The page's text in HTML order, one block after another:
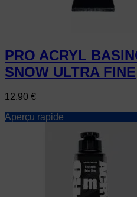
PRO ACRYL
SNOW ULTRA FINE
Prix
12,90 €
Aperçu rapide